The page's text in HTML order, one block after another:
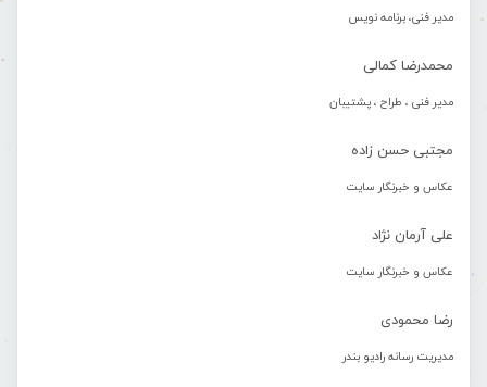
مدیر فنی، برنامه نویس
محمدرضا کمالی
مدیر فنی ، طراح ، پشتیبان
مجتبی حسن زاده
عکاس و خبرنگار سایت
علی آرمان نژاد
عکاس و خبرنگار سایت
رضا محمودی
مدیریت رسانه رادیو بندر